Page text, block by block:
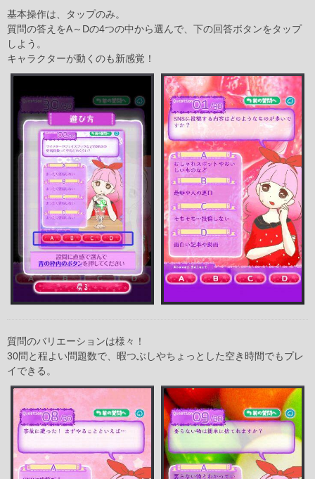
基本操作は、タップのみ。
質問の答えをA～Dの4つの中から選んで、下の回答ボタンをタップ
しよう。
キャラクターが動くのも新感覚！
質問のバリエーションは様々！
30問と程よい問題数で、暇つぶしやちょっとした空き時間でもプレ
イできる。